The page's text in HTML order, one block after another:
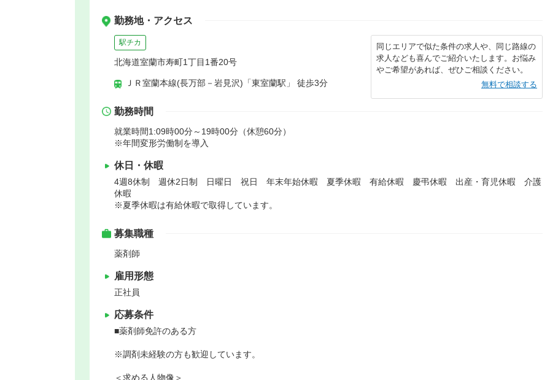
勤務地・アクセス
駅チカ
北海道室蘭市寿町1丁目1番20号
ＪＲ室蘭本線(長万部－岩見沢)「東室蘭駅」 徒歩3分
同じエリアで似た条件の求人や、同じ路線の
求人なども喜んでご紹介いたします。お悩み
やご希望があれば、ぜひご相談ください。
無料で相談する
勤務時間
就業時間1:09時00分～19時00分（休憩60分）
※年間変形労働制を導入
休日・休暇
4週8休制 週休2日制 日曜日 祝日 年末年始休暇 夏季休暇 有給休暇 慶弔休暇 出産・育児休暇 介護
休暇
※夏季休暇は有給休暇で取得しています。
募集職種
薬剤師
雇用形態
正社員
応募条件
■薬剤師免許のある方
※調剤未経験の方も歓迎しています。
＜求める人物像＞